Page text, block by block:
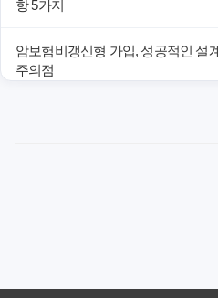
항 5가지
암보험비갱신형 가입, 성공적인 설
주의점
갱신형 암보험과 비갱신형, 어떤 차